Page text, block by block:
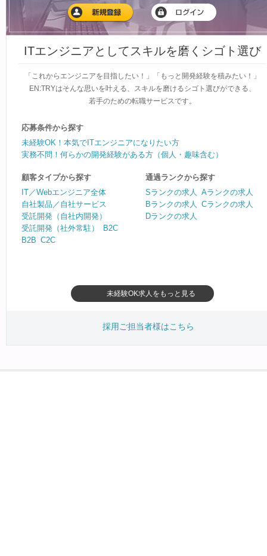
ITエンジニアとしてスキルを磨くシゴト選び
「これからエンジニアを目指したい！」
「もっと開発経験を積みたい！」
EN:TRYはそんな思いを叶える、 スキルを磨けるシゴト選びができる、
若手のための転職サービスです。
応募条件から探す
未経験OK！本気でITエンジニアになりたい方
実務不問！何らかの開発経験がある方（個人・趣味含む）
顧客タイプから探す
IT／Webエンジニア全体
自社製品／自社サービス
受託開発（自社内開発）
受託開発（社外常駐）
B2C
B2B C2C
通過ランクから探す
Sランクの求人 Aランクの求人
Bランクの求人 Cランクの求人
Dランクの求人
未経験OK求人をもっと見る
採用ご担当者様はこちら